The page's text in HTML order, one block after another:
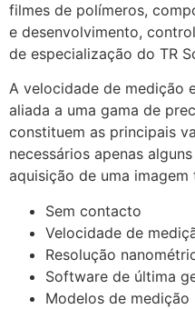
filmes de polímeros,
e desenvolvimento,
de especialização do TR
A velocidade de medição
aliada a uma gama de
constituem as principais
necessários apenas
aquisição de uma imagem
Sem contacto
Velocidade de
Resolução
Software de última
Modelos de